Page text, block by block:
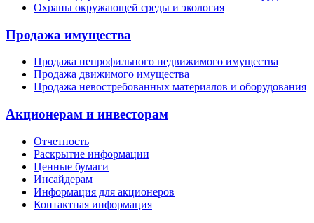
Охраны окружающей среды и экология
Продажа имущества
Продажа непрофильного недвижимого имущества
Продажа движимого имущества
Продажа невостребованных материалов и оборудования
Акционерам и инвесторам
Отчетность
Раскрытие информации
Ценные бумаги
Инсайдерам
Информация для акционеров
Контактная информация